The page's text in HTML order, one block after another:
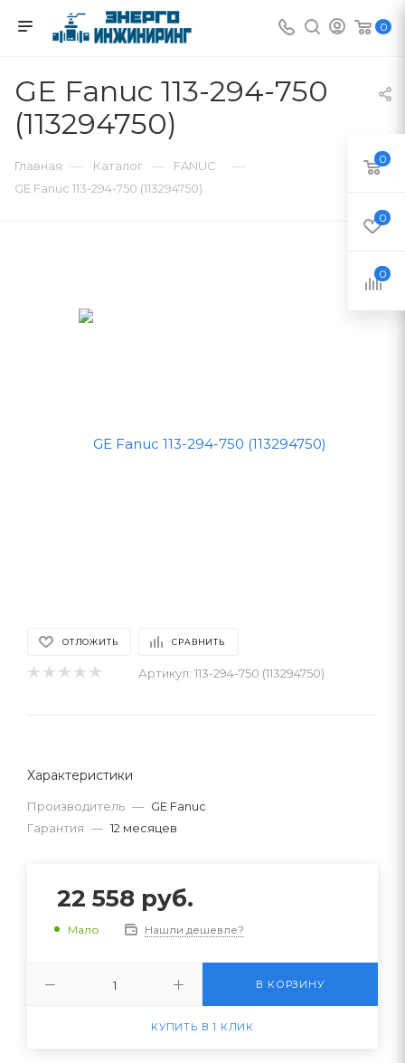
0
GE Fanuc 113-294-750
(113294750)
Главная — Каталог — FANUC —
GE Fanuc 113-294-750 (113294750)
ОТЛОЖИТЬ СРАВНИТЬ
Артикул: 113-294-750 (113294750)
Характеристики
Производитель — GE Fanuc
Гарантия — 12 месяцев
22 558 руб.
Мало Нашли дешевле?
В КОРЗИНУ
КУПИТЬ В 1 КЛИК
0
0
0